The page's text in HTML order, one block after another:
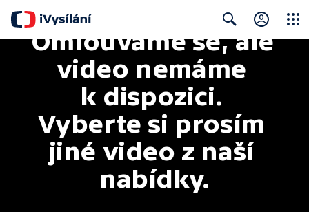
Search
Omlouváme se, ale
video nemáme
k dispozici.
Vyberte si prosím
jiné video z naší
nabídky.